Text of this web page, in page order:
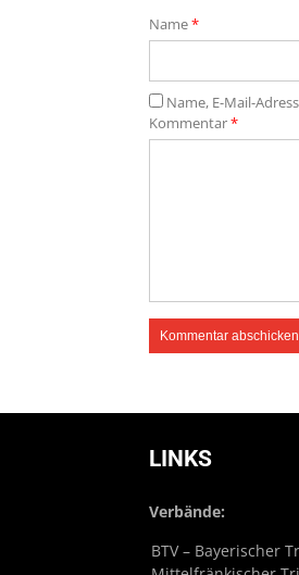
Name*
Name, E-Mail-
Kommentar*
LINKS
Verbände:
BTV – Bayerischer